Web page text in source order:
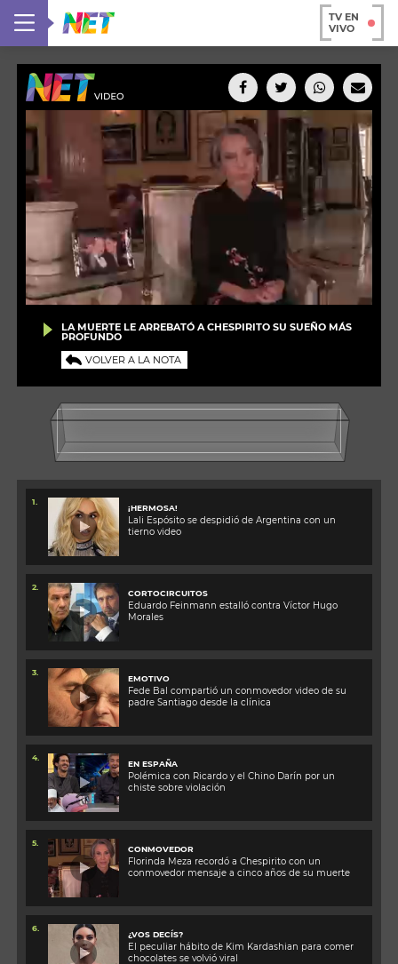
TV EN
VIVO
LA MUERTE LE ARREBATÓ A CHESPIRITO SU SUEÑO MÁS
PROFUNDO
VOLVER A LA NOTA
1.
¡HERMOSA!
Lali Espósito se despidió de Argentina con un
tierno video
2.
CORTOCIRCUITOS
Eduardo Feinmann estalló contra Víctor Hugo
Morales
3.
EMOTIVO
Fede Bal compartió un conmovedor video de su
padre Santiago desde la clínica
4.
EN ESPAÑA
Polémica con Ricardo y el Chino Darín por un
chiste sobre violación
5.
CONMOVEDOR
Florinda Meza recordó a Chespirito con un
conmovedor mensaje a cinco años de su muerte
6.
¿VOS DECÍS?
El peculiar hábito de Kim Kardashian para comer
chocolates se volvió viral